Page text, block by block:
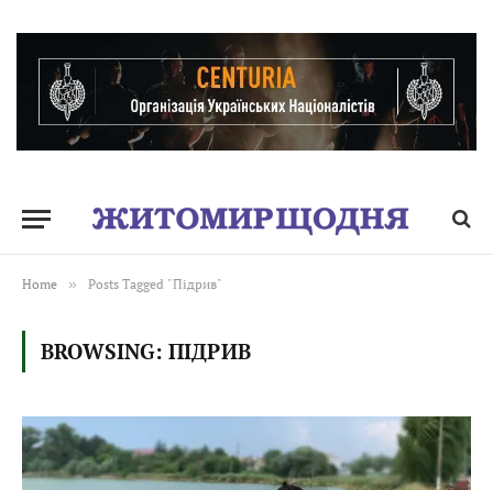
Home » Posts Tagged "Підрив"
BROWSING: ПІДРИВ